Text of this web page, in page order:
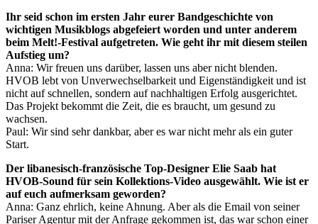
Ihr seid schon im ersten Jahr eurer Bandgeschichte von
wichtigen Musikblogs abgefeiert worden und unter anderem
beim Melt!-Festival aufgetreten. Wie geht ihr mit diesem steilen
Aufstieg um?
Anna: Wir freuen uns darüber, lassen uns aber nicht blenden.
HVOB lebt von Unverwechselbarkeit und Eigenständigkeit und ist
nicht auf schnellen, sondern auf nachhaltigen Erfolg ausgerichtet.
Das Projekt bekommt die Zeit, die es braucht, um gesund zu
wachsen.
Paul: Wir sind sehr dankbar, aber es war nicht mehr als ein guter
Start.
Der libanesisch-französische Top-Designer Elie Saab hat
HVOB-Sound für sein Kollektions-Video ausgewählt. Wie ist er
auf euch aufmerksam geworden?
Anna: Ganz ehrlich, keine Ahnung. Aber als die Email von seiner
Pariser Agentur mit der Anfrage gekommen ist, das war schon einer